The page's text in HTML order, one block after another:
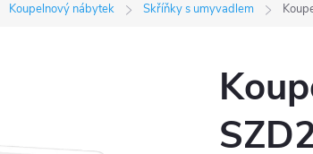
Koupelnový nábytek Skříňky s umyvadlem